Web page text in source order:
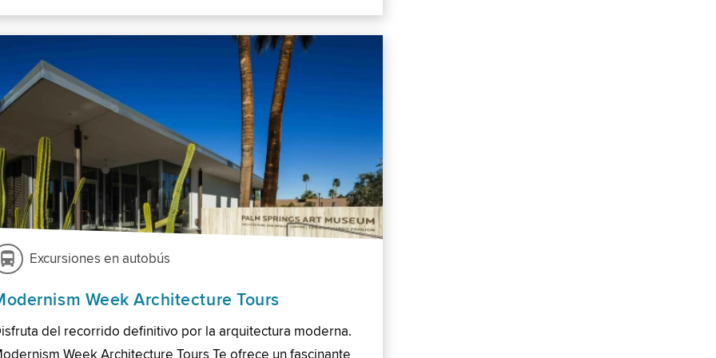
Excursiones en autobús
Week Architecture Tours
del recorrido definitivo por la arquitectura moderna.
Week Architecture Tours Te ofrece un fascinante